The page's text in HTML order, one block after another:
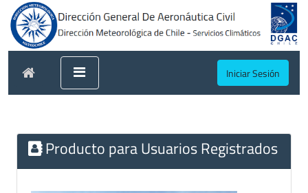
Iniciar Sesión
Producto para Usuarios Registrados